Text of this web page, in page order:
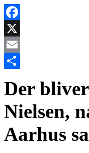
Facebook
X
Email
Der
Nielsen,
Aarhus